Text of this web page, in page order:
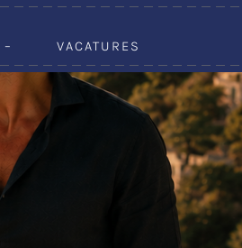
VACATURES